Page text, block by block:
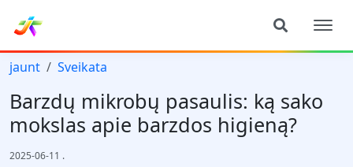
jaunt Sveikata
Barzdų mikrobų pasaulis: ką sako
mokslas apie barzdos higieną?
2025-06-11 .